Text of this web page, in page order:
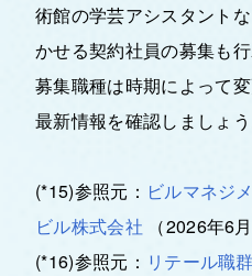
術館の学芸アシスタント
かせる契約社員の募集も行
募集職種は時期によって
最新情報を確認しましょう
(*15)参照元： ビルマネジ
ビル株式会社 （2026年6
(*16)参照元： リテール職